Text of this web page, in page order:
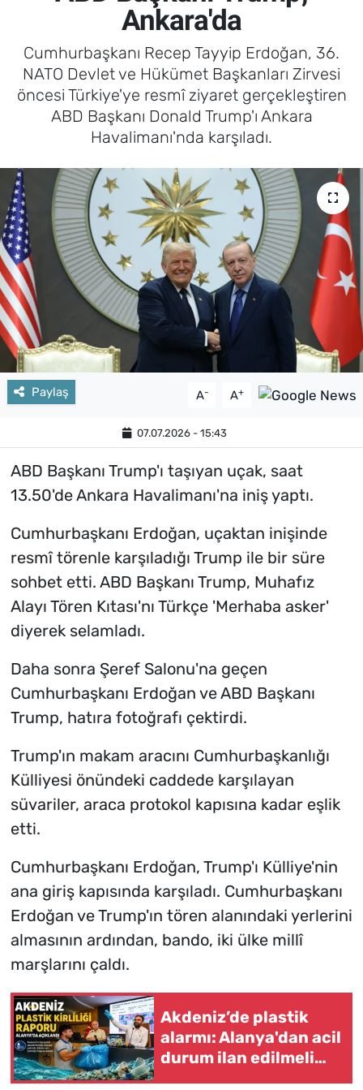
Ankara'da
Cumhurbaşkanı Recep Tayyip Erdoğan, 36.
NATO Devlet ve Hükümet Başkanları Zirvesi
öncesi Türkiye'ye resmî ziyaret gerçekleştiren
ABD Başkanı Donald Trump'ı Ankara
Havalimanı'nda karşıladı.
Paylaş A- A+
07.07.2026 - 15:43
ABD Başkanı Trump'ı taşıyan uçak, saat
13.50'de Ankara Havalimanı'na iniş yaptı.
Cumhurbaşkanı Erdoğan, uçaktan inişinde
resmî törenle karşıladığı Trump ile bir süre
sohbet etti. ABD Başkanı Trump, Muhafız
Alayı Tören Kıtası'nı Türkçe 'Merhaba asker'
diyerek selamladı.
Daha sonra Şeref Salonu'na geçen
Cumhurbaşkanı Erdoğan ve ABD Başkanı
Trump, hatıra fotoğrafı çektirdi.
Trump'ın makam aracını Cumhurbaşkanlığı
Külliyesi önündeki caddede karşılayan
süvariler, araca protokol kapısına kadar eşlik
etti.
Cumhurbaşkanı Erdoğan, Trump'ı Külliye'nin
ana giriş kapısında karşıladı. Cumhurbaşkanı
Erdoğan ve Trump'ın tören alanındaki yerlerini
almasının ardından, bando, iki ülke millî
marşlarını çaldı.
Akdeniz’de plastik
alarmı: Alanya'dan acil
durum ilan edilmeli